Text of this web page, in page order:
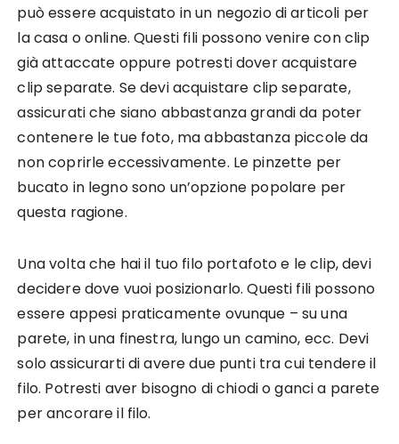
può essere acquistato in un negozio di articoli per
la casa o online. Questi fili possono venire con clip
già attaccate oppure potresti dover acquistare
clip separate. Se devi acquistare clip separate,
assicurati che siano abbastanza grandi da poter
contenere le tue foto, ma abbastanza piccole da
non coprirle eccessivamente. Le pinzette per
bucato in legno sono un’opzione popolare per
questa ragione.
Una volta che hai il tuo filo portafoto e le clip, devi
decidere dove vuoi posizionarlo. Questi fili possono
essere appesi praticamente ovunque – su una
parete, in una finestra, lungo un camino, ecc. Devi
solo assicurarti di avere due punti tra cui tendere il
filo. Potresti aver bisogno di chiodi o ganci a parete
per ancorare il filo.